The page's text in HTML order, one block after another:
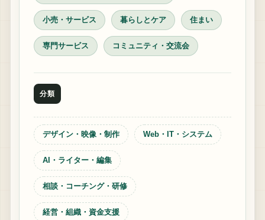
小売・サービス 暮らしとケア 住まい
専門サービス コミュニティ・交流会
分類
デザイン・映像・制作 Web・IT・システム
AI・ライター・編集
相談・コーチング・研修
経営・組織・資金支援